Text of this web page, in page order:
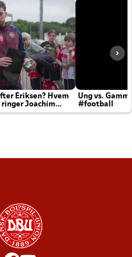
Eriksen? Hvem
Joachim
Ung vs.
#football